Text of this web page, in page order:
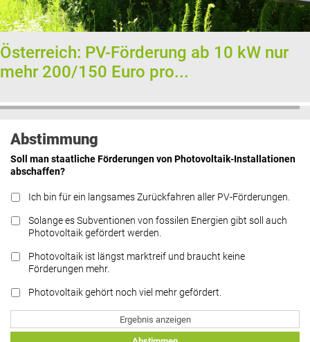
Österreich: PV-Förderung ab 10 kW nur
mehr 200/150 Euro pro...
Abstimmung
Soll man staatliche Förderungen von Photovoltaik-Installationen
abschaffen?
Ich bin für ein langsames Zurückfahren aller PV-Förderungen.
Solange es Subventionen von fossilen Energien gibt soll auch
Photovoltaik gefördert werden.
Photovoltaik ist längst marktreif und braucht keine
Förderungen mehr.
Photovoltaik gehört noch viel mehr gefördert.
Ergebnis anzeigen